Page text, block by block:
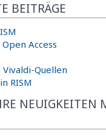
BEITRÄGE
Access
Quellen
RISM
NEUIGKEITEN